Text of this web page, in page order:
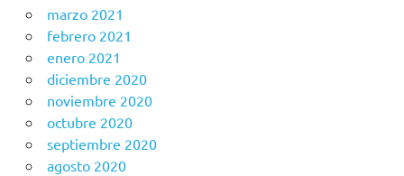
marzo 2021
febrero 2021
enero 2021
diciembre 2020
noviembre 2020
octubre 2020
septiembre 2020
agosto 2020